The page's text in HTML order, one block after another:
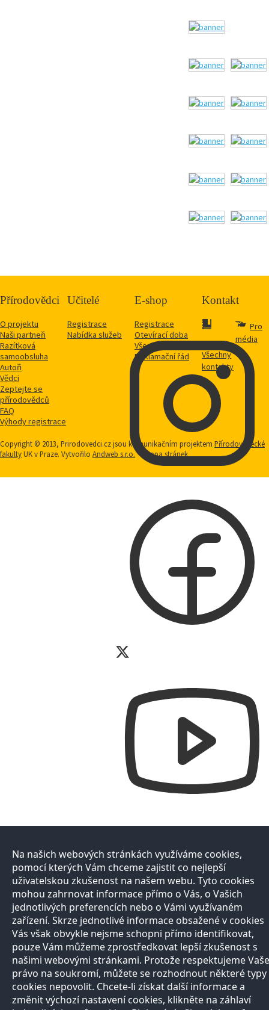
Přírodovědci
O projektu
Naši partneři
Razítková
samoobsluha
Autoři
Vědci
Zeptejte se
přírodovědců
FAQ
Výhody registrace
Učitelé
Registrace
Nabídka služeb
E-shop
Registrace
Otevírací doba
Vše o nákupu
Reklamační řád
Kontakt
Všechny
kontakty
Pro
média
Copyright © 2013, Prirodovedci.cz jsou komunikačním projektem Přírodovědecké
fakultyUK v Praze. Vytvořilo Andweb s.r.o. Mapa stránek
Na našich webových stránkách využíváme cookies,
pomocí kterých Vám chceme zajistit co nejlepší
uživatelskou zkušenost na našem webu. Tyto cookies
mohou zahrnovat informace přímo o Vás, o Vašich
jednotlivých preferencích nebo o Vámi využívaném
zařízení. Skrze jednotlivé informace obsažené v cookies
Vás však obvykle nejsme schopni přímo identifikovat,
pouze Vám můžeme zprostředkovat lepší zkušenost s
našimi webovými stránkami. Protože respektujeme Vaše
právo na soukromí, můžete se rozhodnout některé typy
cookies nepovolit. Chcete-li získat další informace a
změnit výchozí nastavení cookies, klikněte na záhlaví